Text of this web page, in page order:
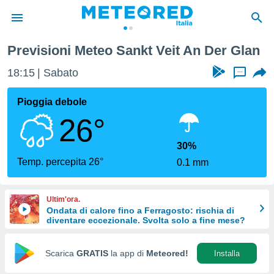
di
per
le
di
Web
Previsioni Meteo Sankt Veit An Der Glan
18:15 Sabato ...
Pioggia debole
26°
Temp. percepita 26°
30%
0.1 mm
Ultim'ora.
Ondata di calore fino a Ferragosto: rischia di
diventare eccezionale. Svolta solo a fine mese?
Scarica GRATIS la app di Meteored! Installa